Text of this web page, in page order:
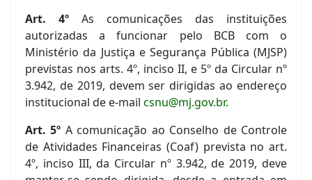
Art. 4º As comunicações das instituições
autorizadas a funcionar pelo BCB com o
Ministério da Justiça e Segurança Pública (MJSP)
previstas nos arts. 4º, inciso II, e 5º da Circular nº
3.942, de 2019, devem ser dirigidas ao endereço
institucional de e-mail csnu@mj.gov.br.
Art. 5º A comunicação ao Conselho de Controle
de Atividades Financeiras (Coaf) prevista no art.
4º, inciso III, da Circular nº 3.942, de 2019, deve